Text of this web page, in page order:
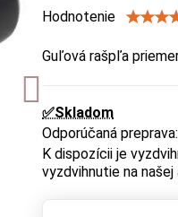
Hodnotenie
Guľová rašpľa
✅Skladom
vyzdvihnutie na našej